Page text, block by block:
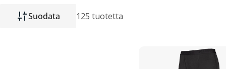
125 tuotetta
Suodata